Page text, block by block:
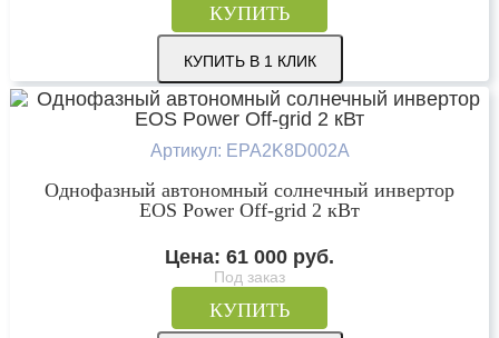
КУПИТЬ
КУПИТЬ В 1 КЛИК
Артикул: EPA2K8D002A
Однофазный автономный солнечный инвертор
EOS Power Off-grid 2 кВт
Цена: 61 000 руб.
Под заказ
КУПИТЬ